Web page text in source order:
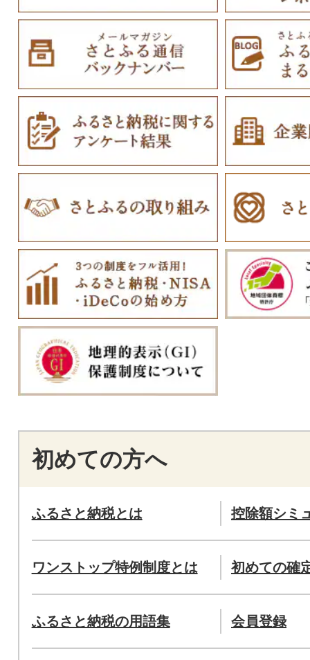
初めての方へ
ふるさと納税とは 控除額シミ
ワンストップ特例制度とは 初めての確
ふるさと納税の用語集 会員登録